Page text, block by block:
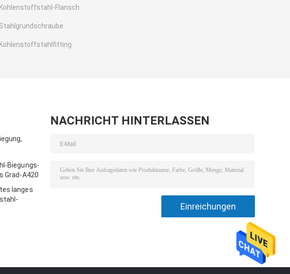
Kohlenstoffstahl-Flansch
Stahlgrundschraube
Kohlenstoffstahlfitting
Biegungs-
Grad-A420
langes
NACHRICHT HINTERLASSEN